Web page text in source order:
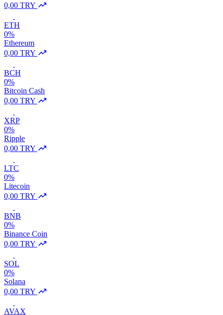
0,00 TRY
ETH
0%
Ethereum
0,00 TRY
BCH
0%
Bitcoin Cash
0,00 TRY
XRP
0%
Ripple
0,00 TRY
LTC
0%
Litecoin
0,00 TRY
BNB
0%
Binance Coin
0,00 TRY
SOL
0%
Solana
0,00 TRY
AVAX